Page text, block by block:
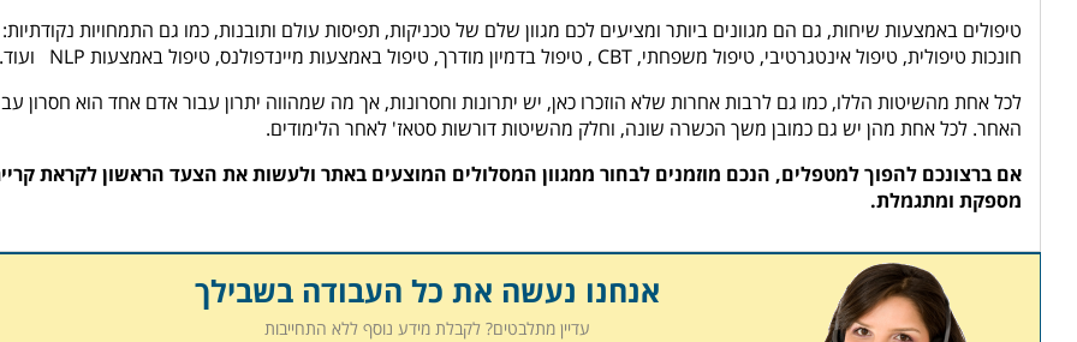
טיפולים באמצעות שיחות, גם הם מגוונים ביותר ומציעים לכם מגוון שלם של טכניקות, תפיסות עולם ותובנות, כמו גם התמחויות נקודתיות:
חונכות טיפולית, טיפול אינטגרטיבי, טיפול משפחתי, CBT , טיפול בדמיון מודרך, טיפול באמצעות מיינדפולנס, טיפול באמצעות NLP
לכל אחת מהשיטות הללו, כמו גם לרבות אחרות שלא הוזכרו כאן, יש יתרונות וחסרונות, אך מה שמהווה יתרון עבור אדם אחד הוא חסרון
האחר. לכל אחת מהן יש גם כמובן משך הכשרה שונה, וחלק מהשיטות דורשות סטאז' לאחר הלימודים.
אם ברצונכם להפוך למטפלים, הנכם מוזמנים לבחור ממגוון המסלולים המוצעים באתר ולעשות את הצעד הראשון לקראת
מספקת ומתגמלת.
אנחנו נעשה את כל העבודה בשבילך
עדיין מתלבטים? לקבלת מידע נוסף ללא התחייבות